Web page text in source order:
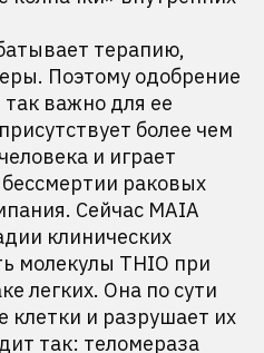
терапию,
Поэтому одобрение
так важно для ее
более чем
и играет
раковых
Сейчас MAIA
клинических
молекулы THIO при
легких. Она по сути
клетки и разрушает их
так: теломераза